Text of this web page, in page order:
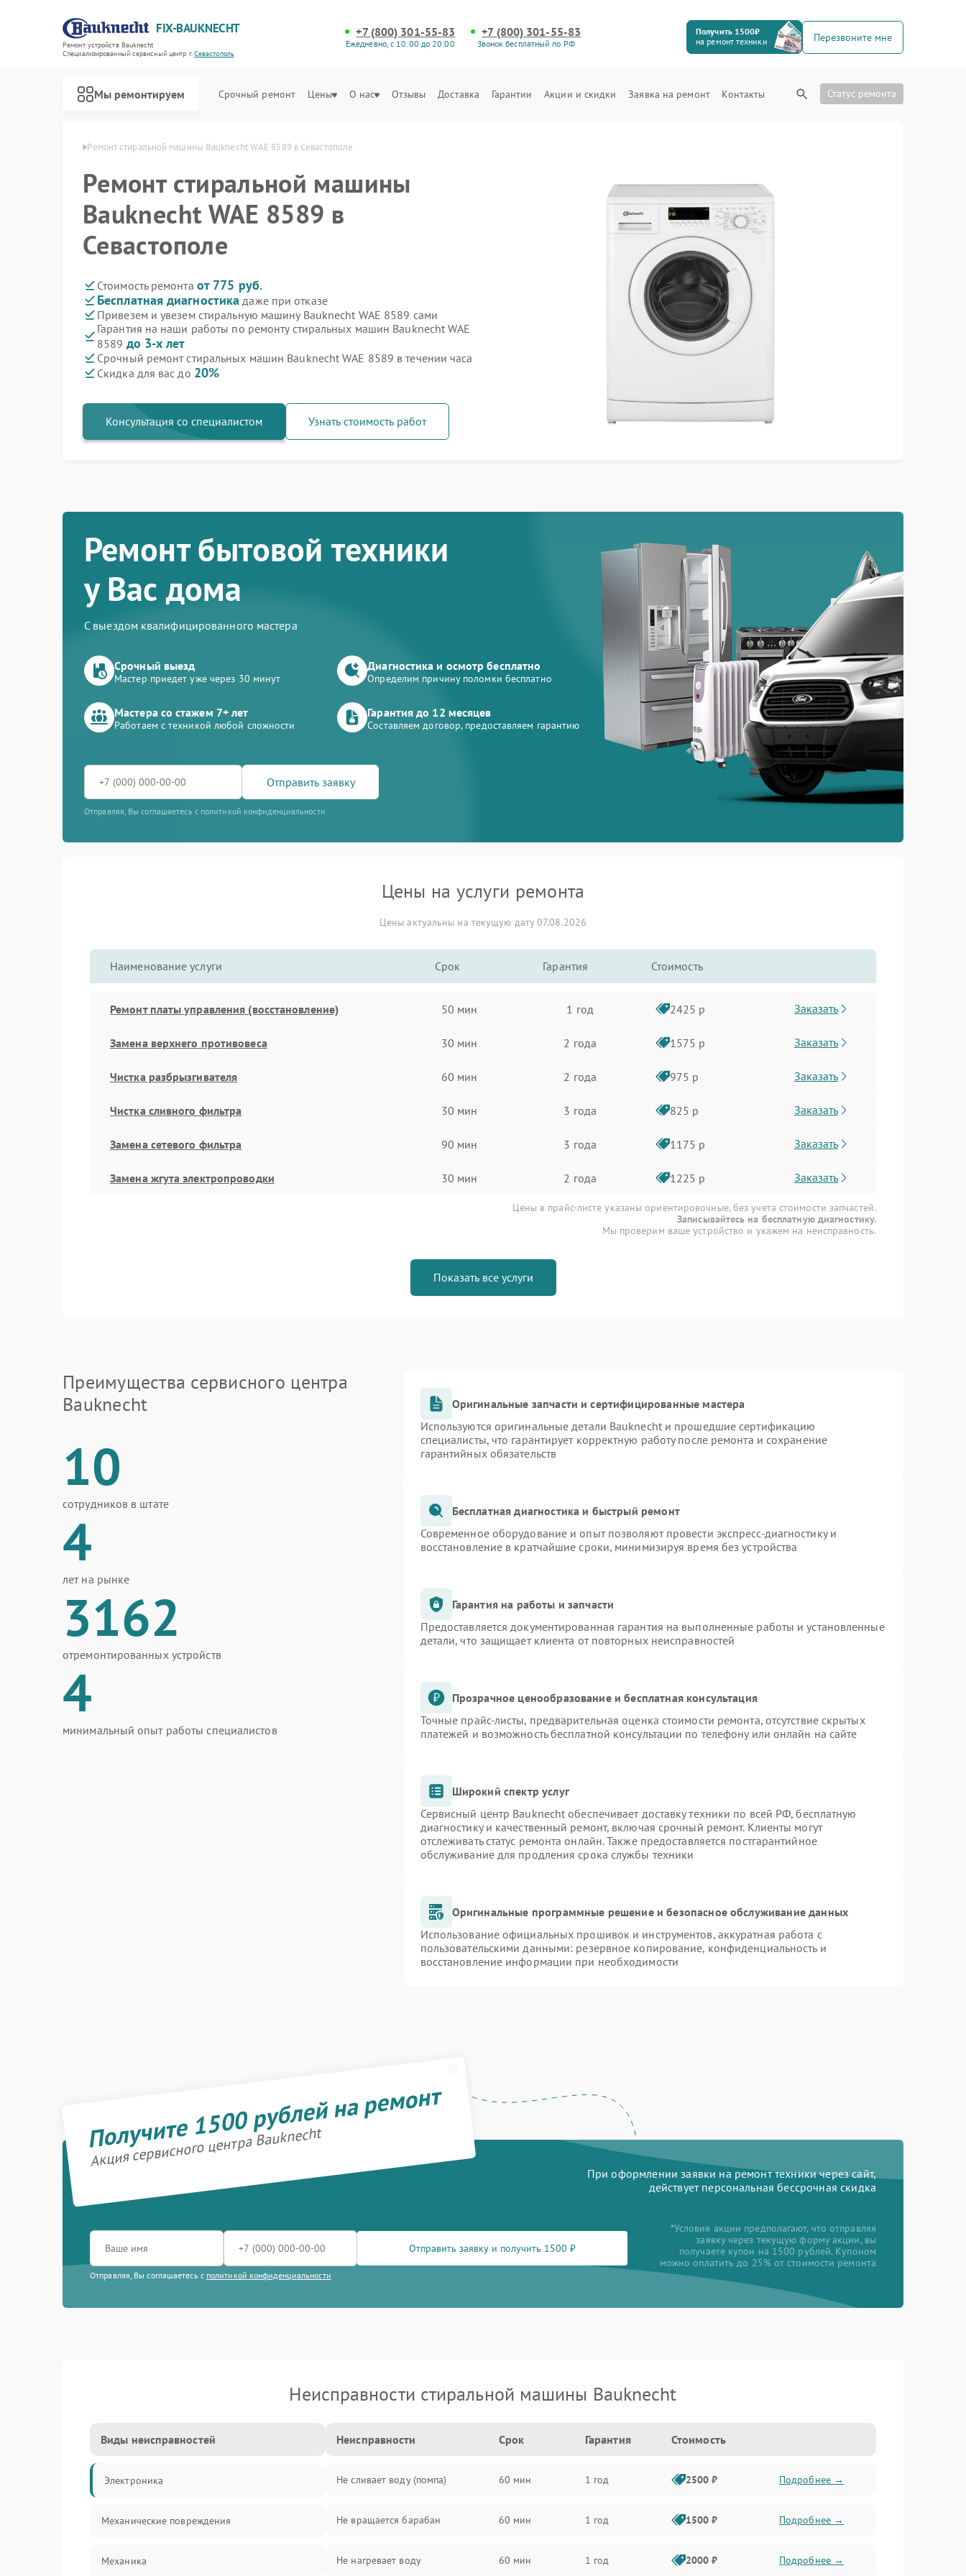
FIX-BAUKNECHT
Ремонт устройств Bauknecht
Специализированный cервисный центр г.Севастополь
+7 (800) 301-55-83
Ежедневно, с 10:00 до 20:00
+7 (800) 301-55-83
Звонок бесплатный по РФ
Получить 1500₽
на ремонт техники
Перезвоните мне
Мы ремонтируем Срочный ремонт Цены О нас Отзывы Доставка Гарантии Акции и скидки Заявка на ремонт Контакты Статус ремонта
в Севастополе Ремонт стиральной машины Bauknecht WAE 8589 в Севастополе
Ремонт стиральной машины
Bauknecht WAE 8589 в
Севастополе
Стоимость ремонта от 775 руб.
Бесплатная диагностика даже при отказе
Привезем и увезем стиральную машину Bauknecht WAE 8589 сами
Гарантия на наши работы по ремонту стиральных машин Bauknecht WAE
8589 до 3-х лет
Срочный ремонт стиральных машин Bauknecht WAE 8589 в течении часа
Скидка для вас до 20%
Консультация со специалистом Узнать стоимость работ
Ремонт бытовой техники
у Вас дома
С выездом квалифицированного мастера
Срочный выезд
Мастер приедет уже через 30 минут
Диагностика и осмотр бесплатно
Определим причину поломки бесплатно
Мастера со стажем 7+ лет
Работаем с техникой любой сложности
Гарантия до 12 месяцев
Составляем договор, предоставляем гарантию
Отправить заявку
Отправляя, Вы соглашаетесь с политикой конфиденциальности
Цены на услуги ремонта
Цены актуальны на текущую дату 07.08.2026
Наименование услуги Срок Гарантия Стоимость
Ремонт платы управления (восстановление) 50 мин 1 год 2425 р Заказать
Замена верхнего противовеса 30 мин 2 года 1575 р Заказать
Чистка разбрызгивателя 60 мин 2 года 975 р Заказать
Чистка сливного фильтра 30 мин 3 года 825 р Заказать
Замена сетевого фильтра 90 мин 3 года 1175 р Заказать
Замена жгута электропроводки 30 мин 2 года 1225 р Заказать
Цены в прайс-листе указаны ориентировочные, без учета стоимости запчастей.
Записывайтесь на бесплатную диагностику.
Мы проверим ваше устройство и укажем на неисправность.
Показать все услуги
Преимущества сервисного центра
Bauknecht
10
сотрудников в штате
4
лет на рынке
3162
отремонтированных устройств
4
минимальный опыт работы специалистов
Оригинальные запчасти и сертифицированные мастера
Используются оригинальные детали Bauknecht и прошедшие сертификацию
специалисты, что гарантирует корректную работу после ремонта и сохранение
гарантийных обязательств
Бесплатная диагностика и быстрый ремонт
Современное оборудование и опыт позволяют провести экспресс-диагностику и
восстановление в кратчайшие сроки, минимизируя время без устройства
Гарантия на работы и запчасти
Предоставляется документированная гарантия на выполненные работы и установленные
детали, что защищает клиента от повторных неисправностей
Прозрачное ценообразование и бесплатная консультация
Точные прайс-листы, предварительная оценка стоимости ремонта, отсутствие скрытых
платежей и возможность бесплатной консультации по телефону или онлайн на сайте
Широкий спектр услуг
Сервисный центр Bauknecht обеспечивает доставку техники по всей РФ, бесплатную
диагностику и качественный ремонт, включая срочный ремонт. Клиенты могут
отслеживать статус ремонта онлайн. Также предоставляется постгарантийное
обслуживание для продления срока службы техники
Оригинальные программные решение и безопасное обслуживание данных
Использование официальных прошивок и инструментов, аккуратная работа с
пользовательскими данными: резервное копирование, конфиденциальность и
восстановление информации при необходимости
Получите 1500 рублей на ремонт
Акция сервисного центра Bauknecht
При оформлении заявки на ремонт техники через сайт,
действует персональная бессрочная скидка
Отправить заявку и получить 1500 ₽
Отправляя, Вы соглашаетесь с политикой конфиденциальности
*Условия акции предполагают, что отправляя
заявку через текущую форму акции, вы
получаете купон на 1500 рублей. Купоном
можно оплатить до 25% от стоимости ремонта
Неисправности стиральной машины Bauknecht
Виды неисправностей
Электроника
Механические повреждения
Механика
Неисправности Срок Гарантия Стоимость
Не сливает воду (помпа) 60 мин 1 год 2500 ₽ Подробнее →
Не вращается барабан 60 мин 1 год 1500 ₽ Подробнее →
Не нагревает воду 60 мин 1 год 2000 ₽ Подробнее →